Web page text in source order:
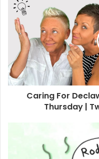
Caring For
Thursday |